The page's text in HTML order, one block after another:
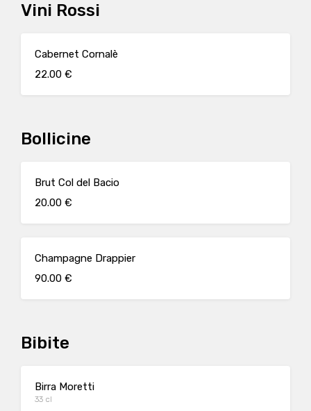
Vini Rossi
Cabernet Cornalè
22.00 €
Bollicine
Brut Col del Bacio
20.00 €
Champagne Drappier
90.00 €
Bibite
Birra Moretti
33 cl